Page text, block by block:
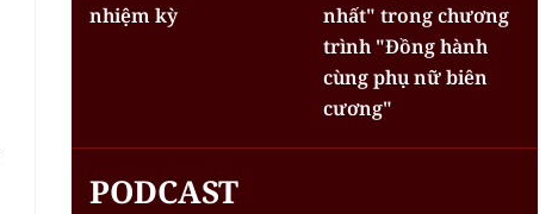
nhiệm kỳ
nhất" trong chương
trình "Đồng hành
cùng phụ nữ biên
cương"
PODCAST